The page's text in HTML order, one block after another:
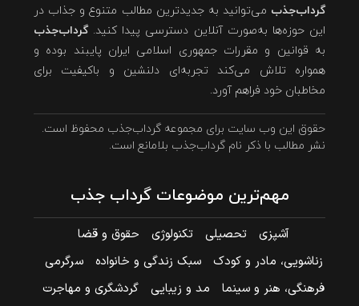
گرداب‌جذب می‌توانید به جدیدترین مطالب متنوع و جذاب در
این حوزه‌ها به‌صورت آنلاین دسترسی پیدا کنید.گرداب‌جذب
به قوانین و مقررات جمهوری اسلامی ایران پایبند بوده و
همواره تلاش می‌کند تجربه‌ای دلنشین و باکیفیت برای
مخاطبان خود فراهم آورد.
حقوق این وب سایت برای مجموعه گرداب‌جذب محفوظ است.
نشر مطالب با ذکر نام گرداب‌جذب بلامانع است.
مهم‌ترین موضوعات گرداب جذب
آشپزی تحصیلی تکنولوژی
حقوق و قضا
زناشویی، مادر و کودک
سبک زندگی و خانواده
سرگرمی
فرهنگی، هنر و سینما
مد و زیبایی
گردشگری و مهاجرت